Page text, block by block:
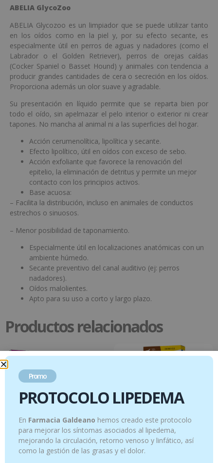
ABELIA GlycoZoo
ABELIA Glycozoo es un limpiador que se puede utilizar tanto
en los oídos como en la piel y, por su efecto secante, es
especialmente útil en perros de aguas y nadadores (como el
Labrador o el Golden Retriever), perros de orejas caídas
(Cocker Spaniel o Basset Hound) y animales con tendencia a
producir grandes cantidades de cera o secreción en los oídos.
Proporciona además un olor suave y agradable.
Su presentación en líquido permite que se reparta bien por
todo el oído, sin apelmazar el pelo interior o exterior ni crear
tapones. No mancha al animal ni a las superficies del hogar.
Acción cerumenolítica, lipolítica y secante.
Efecto lipolítico, útil en oídos con exceso de sebo.
Acción exfoliante que favorece la renovación del
epitelio, la eliminación de detritus y permite un mejor
contacto con los principios activos.
Base acuosa:
– Facilita la distribución, incluso en animales de conductos
estrechos o sinuosos.
– Menor posibilidad de taponamiento.
Especialmente útil en localizaciones anatómicas con un
ambiente húmedo.
Secante preventivo del canal auditivo (ej: perros
nadadores).
Oídos malolientes.
Apto para su uso a corto y largo plazo.
Productos relacionados
Skin Biotin Snack 30 uds – Piel y pelaje (
AdTab Comprimidos masticables
Promo
PROTOCOLO LIPEDEMA
En Farmacia Galdeano hemos creado este protocolo
para mejorar los síntomas asociados al lipedema,
mejorando la circulación, retorno venoso y linfático, así
como la gestión de las grasas y el dolor.